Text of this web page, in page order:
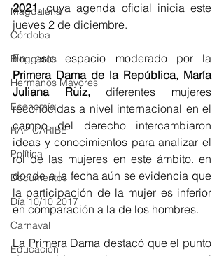
Magdalena
Córdoba
Bloggeros
Hermanos Mayores
Economía
RAP CARIBE
Política
Documentos
Día 10/10 2017
Carnaval
Educación
2021, cuya agenda oficial inicia este
jueves 2 de diciembre.
Primera Dama de la República, María
Juliana Ruiz, diferentes mujeres
reconocidas a nivel internacional en el
campo del derecho intercambiaron
ideas y conocimientos para analizar el
rol de las mujeres en este ámbito. en
donde a la fecha aún se evidencia que
la participación de la mujer es inferior
en comparación a la de los hombres.
La Primera Dama destacó que el punto